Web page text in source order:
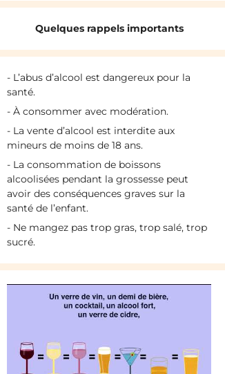
Quelques rappels importants
- L’abus d’alcool est dangereux pour la
santé.
- À consommer avec modération.
- La vente d’alcool est interdite aux
mineurs de moins de 18 ans.
- La consommation de boissons
alcoolisées pendant la grossesse peut
avoir des conséquences graves sur la
santé de l’enfant.
- Ne mangez pas trop gras, trop salé, trop
sucré.